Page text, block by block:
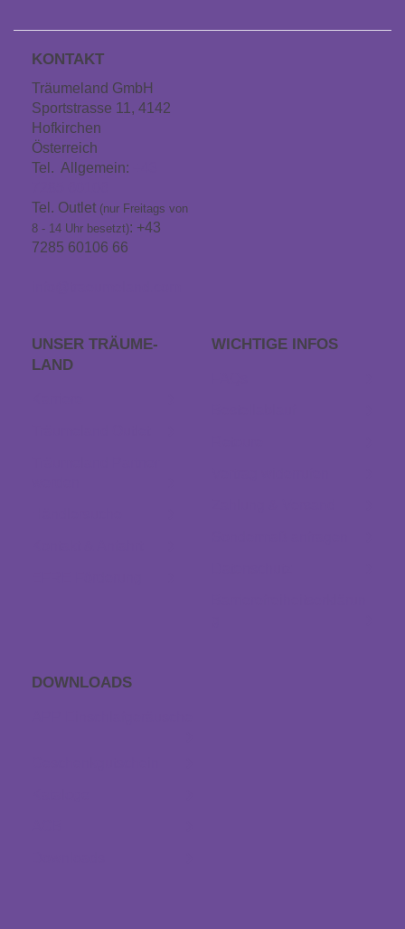
KONTAKT
Träumeland GmbH
Sportstrasse 11, 4142
Hofkirchen
Österreich
Tel. Allgemein:
Tel. Outlet (nur Freitags von
8 - 14 Uhr besetzt): +43
7285 60106 66
UNSER TRÄUME­
LAND
WICHTIGE INFOS
DOWNLOADS